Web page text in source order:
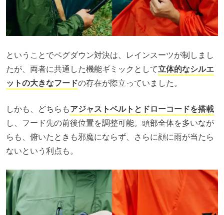
ということでペグダウン対決は、レインスーツが制しまし
たが、両者に共通した機能ギミックとして立体的なシルエ
ットの大きなフードの存在が際立っていました。
しかも、どちらもアジャストベルトとドローコードを搭載
し、フード先の前後位置を調整可能。頭部全体を多いなが
らも、俯いたときも邪魔にならず、さらに顔に雨が当たら
ないという利点も。